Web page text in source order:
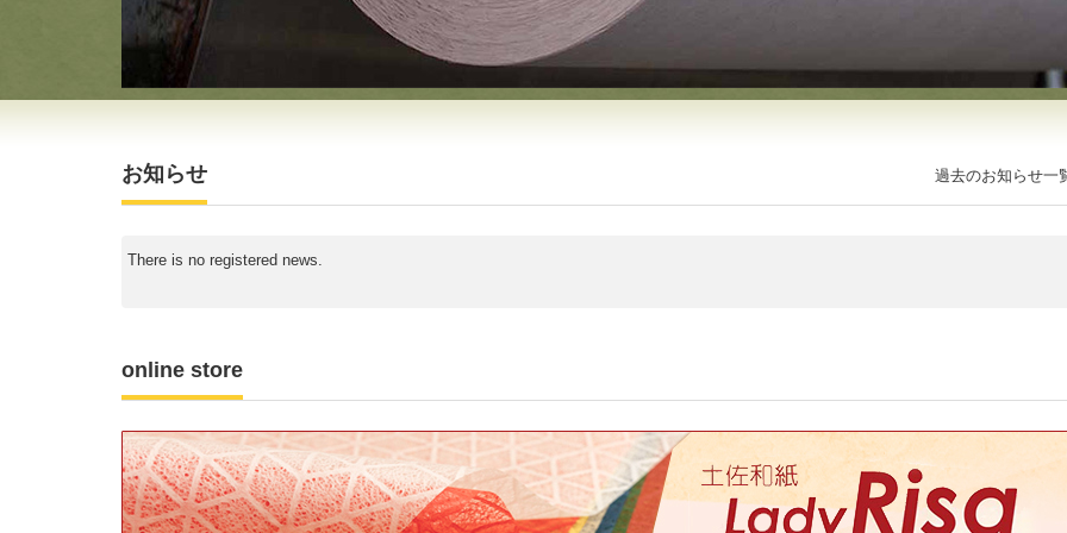
お知らせ
There is no registered news.
過去のお知らせ一
online store